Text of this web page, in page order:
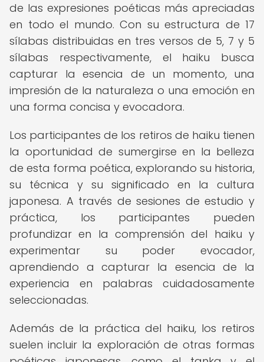
de las expresiones poéticas más apreciadas
en todo el mundo. Con su estructura de 17
sílabas distribuidas en tres versos de 5, 7 y 5
sílabas respectivamente, el haiku busca
capturar la esencia de un momento, una
impresión de la naturaleza o una emoción en
una forma concisa y evocadora.
Los participantes de los retiros de haiku tienen
la oportunidad de sumergirse en la belleza
de esta forma poética, explorando su historia,
su técnica y su significado en la cultura
japonesa. A través de sesiones de estudio y
práctica, los participantes pueden
profundizar en la comprensión del haiku y
experimentar su poder evocador,
aprendiendo a capturar la esencia de la
experiencia en palabras cuidadosamente
seleccionadas.
Además de la práctica del haiku, los retiros
suelen incluir la exploración de otras formas